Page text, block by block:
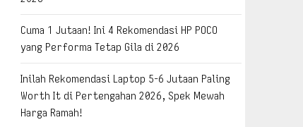
Cuma 1 Jutaan! Ini 4 Rekomendasi HP POCO
yang Performa Tetap Gila di 2026
Inilah Rekomendasi Laptop 5-6 Jutaan Paling
Worth It di Pertengahan 2026, Spek Mewah
Harga Ramah!